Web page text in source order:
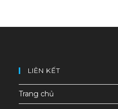
LIÊN KẾT
Trang chủ